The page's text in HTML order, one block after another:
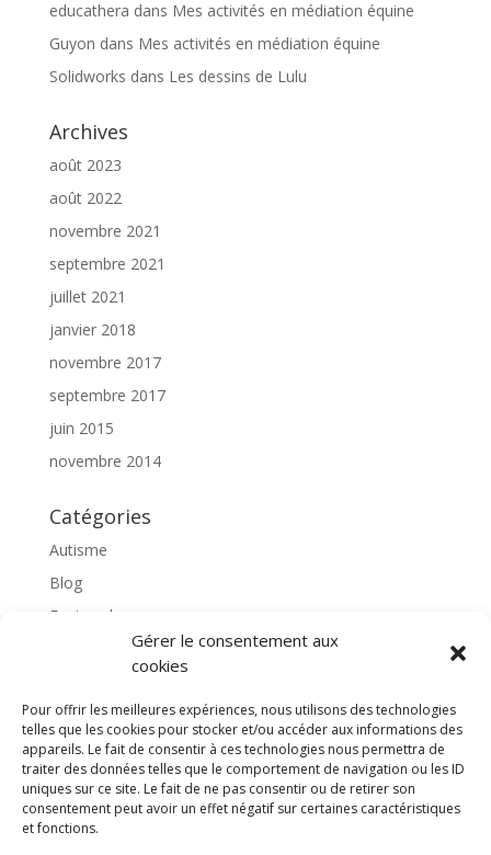
Gérer le consentement aux
cookies
Pour offrir les meilleures expériences, nous utilisons des technologies
telles que les cookies pour stocker et/ou accéder aux informations des
appareils. Le fait de consentir à ces technologies nous permettra de
traiter des données telles que le comportement de navigation ou les ID
uniques sur ce site. Le fait de ne pas consentir ou de retirer son
consentement peut avoir un effet négatif sur certaines caractéristiques
et fonctions.
educathera dans Mes activités en médiation équine
Guyon dans Mes activités en médiation équine
Solidworks dans Les dessins de Lulu
Archives
août 2023
août 2022
novembre 2021
septembre 2021
juillet 2021
janvier 2018
novembre 2017
septembre 2017
juin 2015
novembre 2014
Catégories
Autisme
Blog
Featured
l'apprentissage scolaire
Non classé
partenaires
Poterie
rassemblons nos expériences